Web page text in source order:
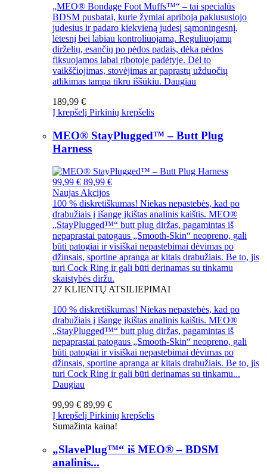
„MEO® Bondage Foot Muffs™“ – tai specialūs
BDSM pusbatai, kurie žymiai apriboja paklususiojo
judesius ir padaro kiekvieną judesį sąmoningesnį,
lėtesnį bei labiau kontroliuojamą. Reguliuojamų
dirželių, esančių po pėdos padais, dėka pėdos
fiksuojamos labai ribotoje padėtyje. Dėl to
vaikščiojimas, stovėjimas ar paprastų užduočių
atlikimas tampa tikru iššūkiu. Daugiau
189,99 €
Į krepšelį Pirkinių krepšelis
MEO® StayPlugged™ – Butt Plug
Harness
99,99 € 89,99 €
Naujas Akcijos
100 % diskretiškumas! Niekas nepastebės, kad po
drabužiais į išangę įkištas analinis kaištis. MEO®
„StayPlugged™“ butt plug diržas, pagamintas iš
nepaprastai patogaus „Smooth-Skin“ neopreno, gali
būti patogiai ir visiškai nepastebimai dėvimas po
džinsais, sportine apranga ar kitais drabužiais. Be to, jis
turi Cock Ring ir gali būti derinamas su tinkamu
skaistybės diržu.
27 KLIENTŲ ATSILIEPIMAI
100 % diskretiškumas! Niekas nepastebės, kad po
drabužiais į išangę įkištas analinis kaištis. MEO®
„StayPlugged™“ butt plug diržas, pagamintas iš
nepaprastai patogaus „Smooth-Skin“ neopreno, gali
būti patogiai ir visiškai nepastebimai dėvimas po
džinsais, sportine apranga ar kitais drabužiais. Be to, jis
turi Cock Ring ir gali būti derinamas su tinkamu...
Daugiau
99,99 € 89,99 €
Į krepšelį Pirkinių krepšelis
Sumažinta kaina!
„SlavePlug™“ iš MEO® – BDSM
analinis...